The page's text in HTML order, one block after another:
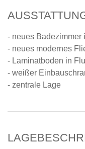
- neues Badezimmer
- neues modernes
- Laminatboden in
- weißer
- zentrale Lage